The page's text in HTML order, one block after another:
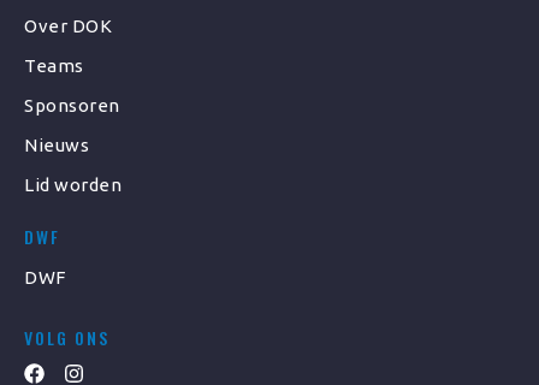
Over DOK
Teams
Sponsoren
Nieuws
Lid worden
DWF
DWF
VOLG ONS